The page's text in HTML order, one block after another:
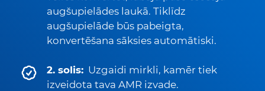
augšupielādes laukā. Tiklīdz
augšupielāde būs pabeigta,
konvertēšana sāksies automātiski.
2. solis: Uzgaidi mirkli, kamēr tiek
izveidota tava AMR izvade.